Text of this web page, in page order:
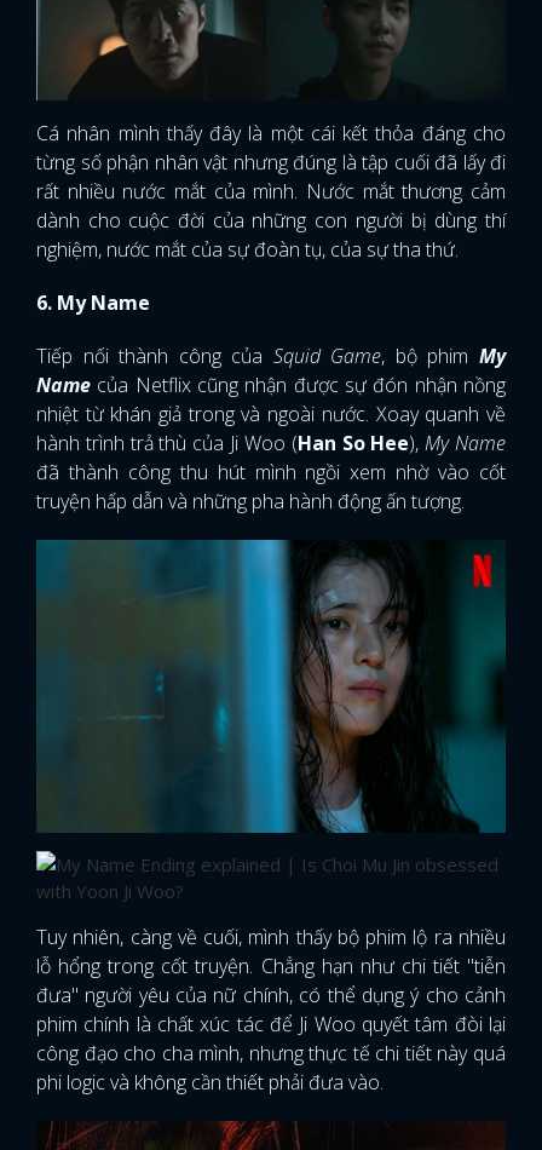
ĐĂNG NHẬP
Cá nhân mình thấy đây là một cái kết thỏa đáng cho
từng số phận nhân vật nhưng đúng là tập cuối đã lấy đi
rất nhiều nước mắt của mình. Nước mắt thương cảm
dành cho cuộc đời của những con người bị dùng thí
nghiệm, nước mắt của sự đoàn tụ, của sự tha thứ.
6. My Name
Tiếp nối thành công của Squid Game, bộ phimMy
Name của Netflix cũng nhận được sự đón nhận nồng
nhiệt từ khán giả trong và ngoài nước. Xoay quanh về
hành trình trả thù của Ji Woo (Han So Hee),My Name
đã thành công thu hút mình ngồi xem nhờ vào cốt
truyện hấp dẫn và những pha hành động ấn tượng.
Tuy nhiên, càng về cuối, mình thấy bộ phim lộ ra nhiều
lỗ hổng trong cốt truyện. Chẳng hạn như chi tiết "tiễn
đưa" người yêu của nữ chính, có thể dụng ý cho cảnh
phim chính là chất xúc tác để Ji Woo quyết tâm đòi lại
công đạo cho cha mình, nhưng thực tế chi tiết này quá
phi logic và không cần thiết phải đưa vào.